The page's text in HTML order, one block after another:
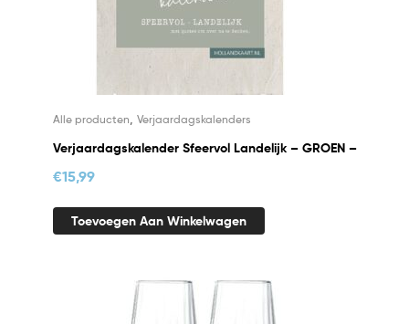
Alle producten, Verjaardagskalenders
Verjaardagskalender Sfeervol Landelijk – GROEN –
€15,99
Toevoegen Aan Winkelwagen